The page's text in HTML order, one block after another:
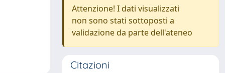
Attenzione! I dati visualizzati
non sono stati sottoposti a
validazione da parte dell'ateneo
Citazioni